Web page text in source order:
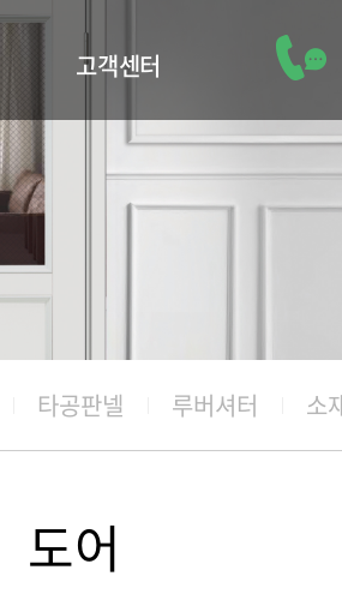
고객센터
공지사항
카다로그신청
타공판넬 루버셔터 소
도어